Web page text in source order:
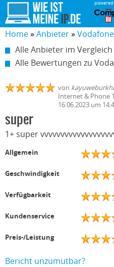
Home Anbieter Vodafone
Alle Anbieter im Vergleich
Alle Bewertungen zu
von
Internet & Phone
16.06.2023 um
super
1+ super
Allgemein
Geschwindigkeit
Verfügbarkeit
Kundenservice
Preis-/Leistung
Bericht unzumutbar?